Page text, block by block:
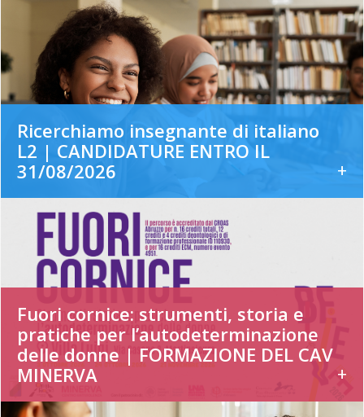
Ricerchiamo insegnante di italiano
L2 | CANDIDATURE ENTRO IL
31/08/2026
+
Fuori cornice: strumenti, storia e
pratiche per l’autodeterminazione
delle donne | FORMAZIONE DEL CAV
MINERVA
+